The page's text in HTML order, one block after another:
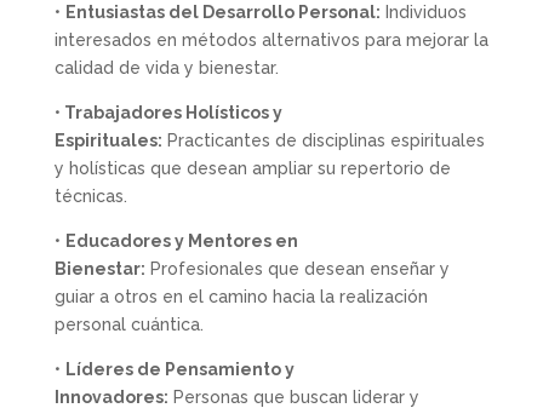
• Entusiastas del Desarrollo Personal: Individuos
interesados en métodos alternativos para mejorar la
calidad de vida y bienestar.
• Trabajadores Holísticos y
Espirituales: Practicantes de disciplinas espirituales
y holísticas que desean ampliar su repertorio de
técnicas.
• Educadores y Mentores en
Bienestar: Profesionales que desean enseñar y
guiar a otros en el camino hacia la realización
personal cuántica.
• Líderes de Pensamiento y
Innovadores: Personas que buscan liderar y